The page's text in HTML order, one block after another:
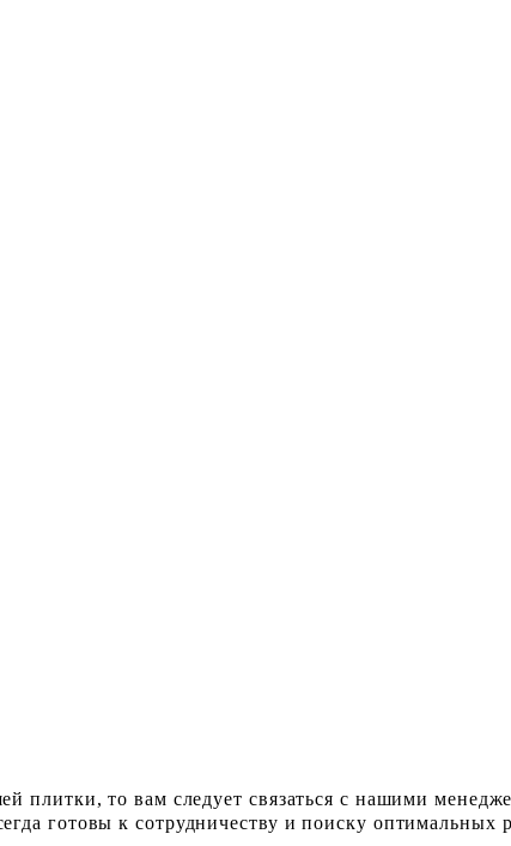
плитки, то вам следует связаться с нашими
готовы к сотрудничеству и поиску оптимальных